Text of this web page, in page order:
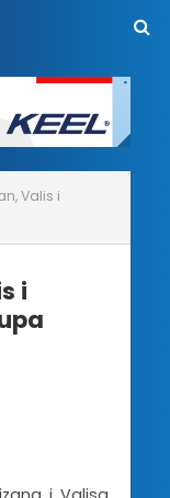
Valis i
i